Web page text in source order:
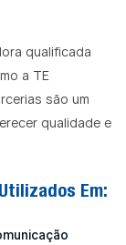
qualificada
a TE
são um
qualidade e
Em: